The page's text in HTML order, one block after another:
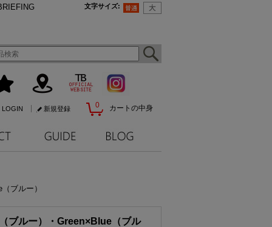
文字サイズ:
0 カートの中身
LOGIN 新規登録
ブルー）
ブルー）・Green×Blue（ブル